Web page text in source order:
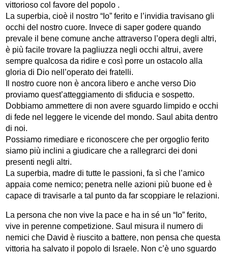
vittorioso col favore del popolo .
La superbia, cioè il nostro “Io” ferito e l’invidia travisano gli
occhi del nostro cuore. Invece di saper godere quando
prevale il bene comune anche attraverso l’opera degli altri,
è più facile trovare la pagliuzza negli occhi altrui, avere
sempre qualcosa da ridire e così porre un ostacolo alla
gloria di Dio nell’operato dei fratelli.
Il nostro cuore non è ancora libero e anche verso Dio
proviamo quest’atteggiamento di sfiducia e sospetto.
Dobbiamo ammettere di non avere sguardo limpido e occhi
di fede nel leggere le vicende del mondo. Saul abita dentro
di noi.
Possiamo rimediare e riconoscere che per orgoglio ferito
siamo più inclini a giudicare che a rallegrarci dei doni
presenti negli altri.
La superbia, madre di tutte le passioni, fa sì che l’amico
appaia come nemico; penetra nelle azioni più buone ed è
capace di travisarle a tal punto da far scoppiare le relazioni.
La persona che non vive la pace e ha in sé un “Io” ferito,
vive in perenne competizione. Saul misura il numero di
nemici che David è riuscito a battere, non pensa che questa
vittoria ha salvato il popolo di Israele. Non c’è uno sguardo